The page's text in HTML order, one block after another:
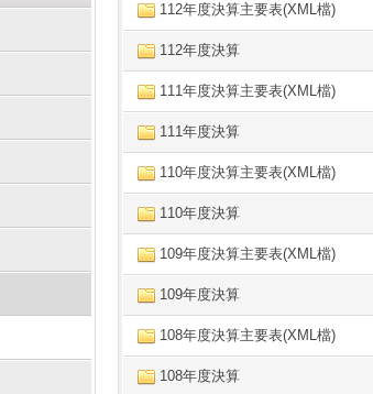
112年度決算主要表(XML檔)
112年度決算
111年度決算主要表(XML檔)
111年度決算
110年度決算主要表(XML檔)
110年度決算
109年度決算主要表(XML檔)
109年度決算
108年度決算主要表(XML檔)
108年度決算